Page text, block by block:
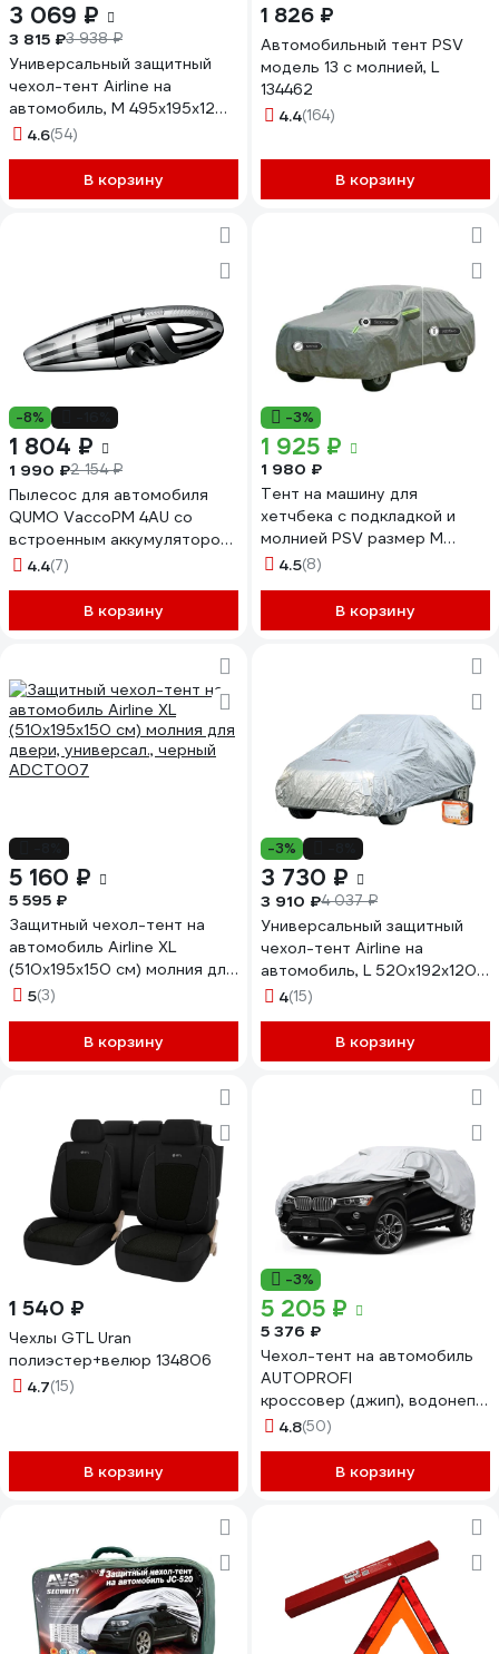
3 069 ₽
3 815 ₽3 938 ₽
Универсальный защитный
чехол-тент Airline на
автомобиль, M 495x195x120
см, серый, молния для двери
4.6(54)
В корзину
1 826 ₽
Автомобильный тент PSV
модель 13 с молнией, L
134462
4.4(164)
В корзину
-8%
1 804 ₽
1 990 ₽2 154 ₽
Пылесос для автомобиля
QUMO VaccoPM 4AU со
встроенным аккумулятором
2000 мА-ч, 120 Вт 8000 Па
сумка-чехол 32936
4.4(7)
В корзину
-3%
1 925 ₽
1 980 ₽
Тент на машину для
хетчбека с подкладкой и
молнией PSV размер M
(415x175x145), Серый 138023
4.5(8)
В корзину
5 160 ₽
5 595 ₽
Защитный чехол-тент на
автомобиль Airline XL
(510х195х150 см) молния для
двери, универсал., черный
5(3)
В корзину
-3%
3 730 ₽
3 910 ₽4 037 ₽
Универсальный защитный
чехол-тент Airline на
автомобиль, L 520x192x120
см, серый, молния для двери
4(15)
В корзину
1 540 ₽
Чехлы GTL Uran
полиэстер+велюр 134806
4.7(15)
В корзину
-3%
5 205 ₽
5 376 ₽
Чехол-тент на автомобиль
AUTOPROFI
кроссовер (джип),
см SUV-570 (GRAND)
4.8(50)
В корзину